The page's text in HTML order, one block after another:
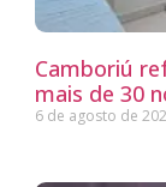
Camboriú
mais de 30
6 de agosto de